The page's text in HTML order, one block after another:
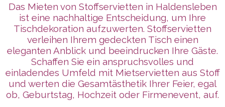
Das Mieten von Stoffservietten in Haldensleben
ist eine nachhaltige Entscheidung, um Ihre
Tischdekoration aufzuwerten. Stoffservietten
verleihen Ihrem gedeckten Tisch einen
eleganten Anblick und beeindrucken Ihre Gäste.
Schaffen Sie ein anspruchsvolles und
einladendes Umfeld mit Mietservietten aus Stoff
und werten die Gesamtästhetik Ihrer Feier, egal
ob, Geburtstag, Hochzeit oder Firmenevent, auf.